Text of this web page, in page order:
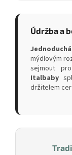
Údržba a
mýdlovým
sejmout
Italbaby
držitelem